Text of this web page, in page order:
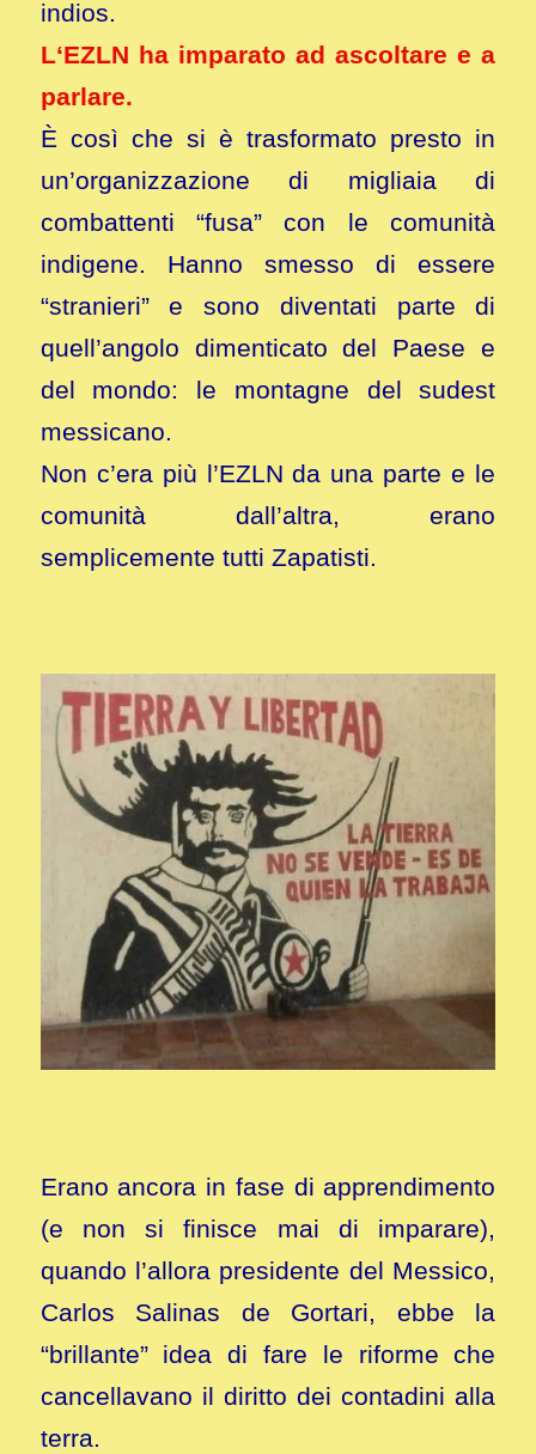
indios.
L‘EZLN ha imparato ad ascoltare e a
parlare.
È così che si è trasformato presto in
un’organizzazione di migliaia di
combattenti “fusa” con le comunità
indigene. Hanno smesso di essere
“stranieri” e sono diventati parte di
quell’angolo dimenticato del Paese e
del mondo: le montagne del sudest
messicano.
Non c’era più l’EZLN da una parte e le
comunità dall’altra, erano
semplicemente tutti Zapatisti.
Erano ancora in fase di apprendimento
(e non si finisce mai di imparare),
quando l’allora presidente del Messico,
Carlos Salinas de Gortari, ebbe la
“brillante” idea di fare le riforme che
cancellavano il diritto dei contadini alla
terra.